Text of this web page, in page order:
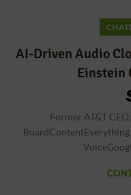
AI-Driven Audio
Einstein
Former AT&T